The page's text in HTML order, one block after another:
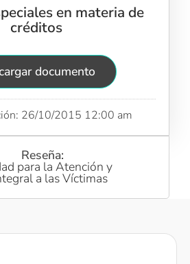
en materia de
créditos
documento
26/10/2015 12:00 am
Reseña:
para la Atención y
a las Víctimas